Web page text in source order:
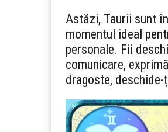
Astăzi, Taurii sunt
momentul ideal
personale. Fii
comunicare,
dragoste,